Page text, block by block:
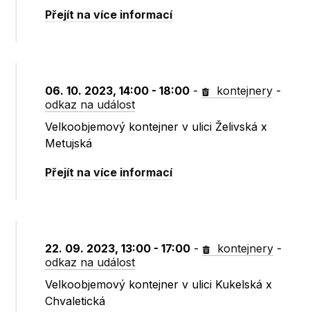
Přejít na více informací
06. 10. 2023, 14:00 - 18:00 - kontejnery -
odkaz na událost
Velkoobjemový kontejner v ulici Želivská x
Metujská
Přejít na více informací
22. 09. 2023, 13:00 - 17:00 - kontejnery -
odkaz na událost
Velkoobjemový kontejner v ulici Kukelská x
Chvaletická